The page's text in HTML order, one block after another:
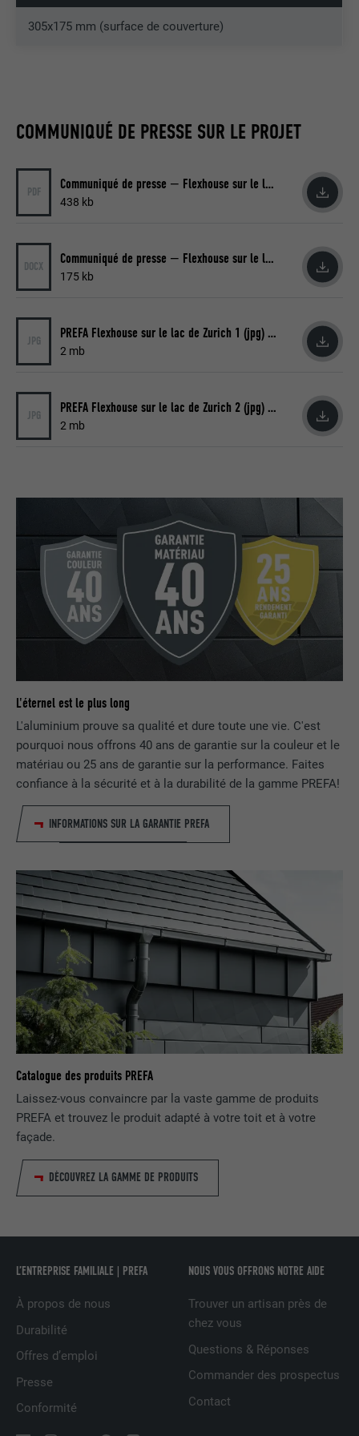
305x175 mm (surface de couverture)
COMMUNIQUÉ DE PRESSE SUR LE PROJET
PDF Communiqué de presse — Flexhouse sur le lac de Zurich (pdf)
438 kb
DOCX Communiqué de presse — Flexhouse sur le lac de Zurich (docx)
175 kb
JPG PREFA Flexhouse sur le lac de Zurich 1 (jpg) © PREFA | Croce & Wir
2 mb
JPG PREFA Flexhouse sur le lac de Zurich 2 (jpg) © PREFA | Croce & Wir
2 mb
L'éternel est le plus long
L'aluminium prouve sa qualité et dure toute une vie. C'est
pourquoi nous offrons 40 ans de garantie sur la couleur et le
matériau ou 25 ans de garantie sur la performance. Faites
confiance à la sécurité et à la durabilité de la gamme PREFA!
INFORMATIONS SUR LA GARANTIE PREFA
Catalogue des produits PREFA
Laissez-vous convaincre par la vaste gamme de produits
PREFA et trouvez le produit adapté à votre toit et à votre
façade.
DÉCOUVREZ LA GAMME DE PRODUITS
L’ENTREPRISE FAMILIALE | PREFA
À propos de nous
Durabilité
Offres d’emploi
Presse
Conformité
NOUS VOUS OFFRONS NOTRE AIDE
Trouver un artisan près de
chez vous
Questions & Réponses
Commander des prospectus
Contact
Utilisé par le service de réseau social
EXPIRATION 2 ans
UTILITÉ
services intégrés
NOM
FOURNISSEUR
lidc
FOURNISSEUR LinkedIn
EXPIRATION 1 jour
Utilisé par le service de réseau social
LinkedIn pour suivre l'utilisation de
NOM lissc
FOURNISSEUR LinkedIn
tous les cookies dans ce navigateur
_fbp
FOURNISSEUR Facebook
EXPIRATION 3 mois
Est utilisé par Facebook pour afficher
une série de produits publicitaires, par
exemple des offres en temps réel
NOM
FOURNISSEUR Facebook
UTILITÉ
une série de produits publicitaires, par
d'annonceurs tiers.
NOM
doubleclick.net